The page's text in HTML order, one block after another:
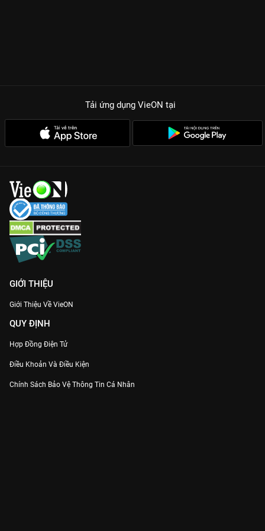
Tải ứng dụng VieON tại
GIỚI THIỆU
Giới Thiệu Về VieON
QUY ĐỊNH
Hợp Đồng Điện Tử
Điều Khoản Và Điều Kiện
Chính Sách Bảo Vệ Thông Tin Cá Nhân